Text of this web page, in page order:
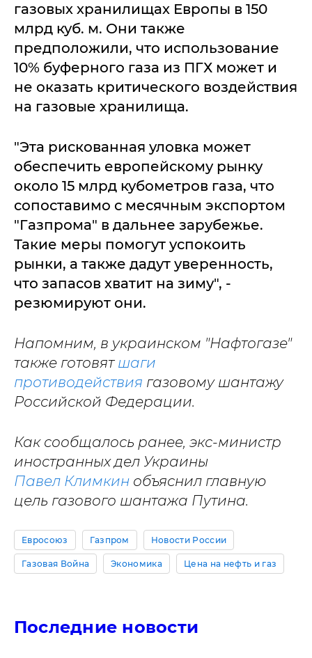
газовых хранилищах Европы в 150
млрд куб. м. Они также
предположили, что использование
10% буферного газа из ПГХ может и
не оказать критического воздействия
на газовые хранилища.
"Эта рискованная уловка может
обеспечить европейскому рынку
около 15 млрд кубометров газа, что
сопоставимо с месячным экспортом
"Газпрома" в дальнее зарубежье.
Такие меры помогут успокоить
рынки, а также дадут уверенность,
что запасов хватит на зиму", -
резюмируют они.
Напомним, в украинском "Нафтогазе"
также готовят шаги
противодействия газовому шантажу
Российской Федерации.
Как сообщалось ранее, экс-министр
иностранных дел Украины
Павел Климкин объяснил главную
цель газового шантажа Путина.
Евросоюз Газпром Новости России
Газовая Война Экономика Цена на нефть и газ
Последние новости